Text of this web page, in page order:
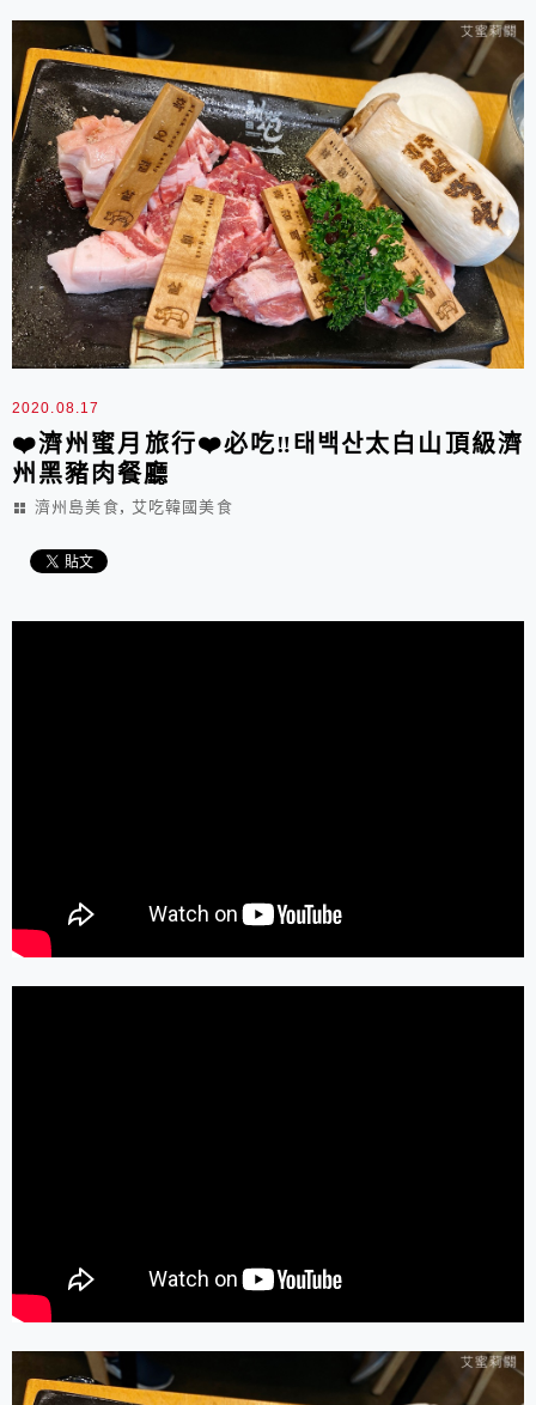
2020.08.17
❤️濟州蜜月旅行❤️必吃‼️태백산太白山頂級濟
州黑豬肉餐廳
濟州島美食, 艾吃韓國美食